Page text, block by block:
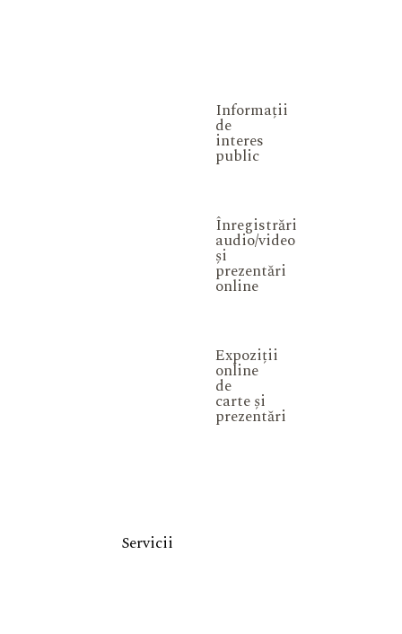
Informații
de
interes
public
Înregistrări
audio/video
și
prezentări
online
Expoziții
online
de
carte și
prezentări
Servicii